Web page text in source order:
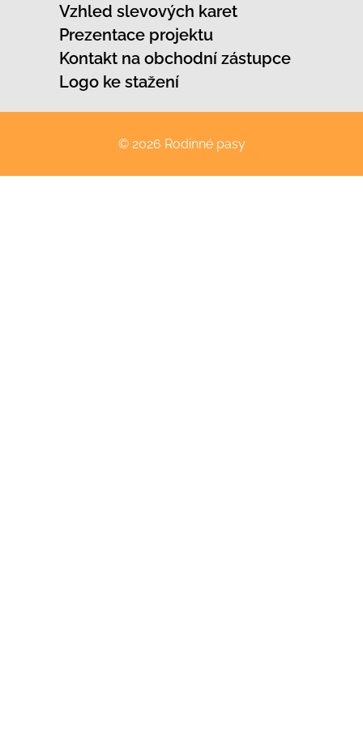
Vzhled slevových karet
Prezentace projektu
Kontakt na obchodní zástupce
Logo ke stažení
© 2026 Rodinné pasy